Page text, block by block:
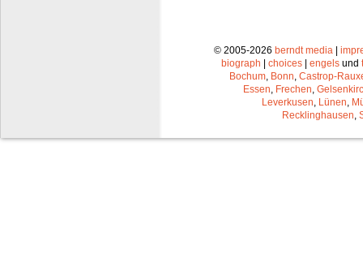
© 2005-2026 berndt media|
biograph
choices engels und
Bochum, Bonn, Castrop-
Essen, Frechen,
Leverkusen, Lünen,
Recklinghausen,